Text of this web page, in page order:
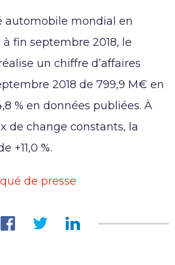
AKWEL
des Burgondes
– FRANCE
+33 (0)4 50 56 98 98
Services liés à la société de
Services liés à la société de
automobile mondial en
à fin septembre 2018, le
un chiffre d’affaires
2018 de 799,9 M€ en
% en données publiées. À
de change constants, la
+11,0 %.
de presse